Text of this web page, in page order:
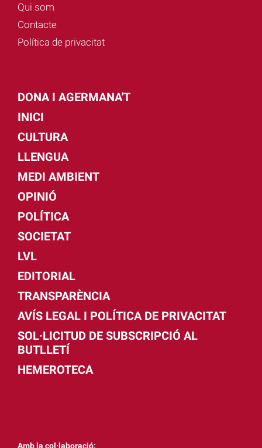
Qui som
Contacte
Política de privacitat
DONA I AGERMANA'T
INICI
CULTURA
LLENGUA
MEDI AMBIENT
OPINIÓ
POLÍTICA
SOCIETAT
LVL
EDITORIAL
TRANSPARÈNCIA
AVÍS LEGAL I POLÍTICA DE PRIVACITAT
SOL·LICITUD DE SUBSCRIPCIÓ AL
BUTLLETÍ
HEMEROTECA
Amb la col·laboració: